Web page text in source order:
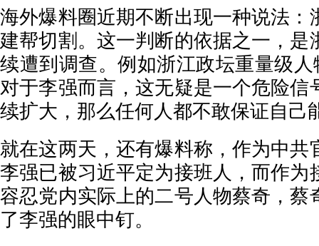
海外爆料圈近期不断出现一种说法：
建帮切割。这一判断的依据之一，是
续遭到调查。例如浙江政坛重量级人
对于李强而言，这无疑是一个危险信
续扩大，那么任何人都不敢保证自己
就在这两天，还有爆料称，作为中共
李强已被习近平定为接班人，而作为
容忍党内实际上的二号人物蔡奇，蔡
了李强的眼中钉。